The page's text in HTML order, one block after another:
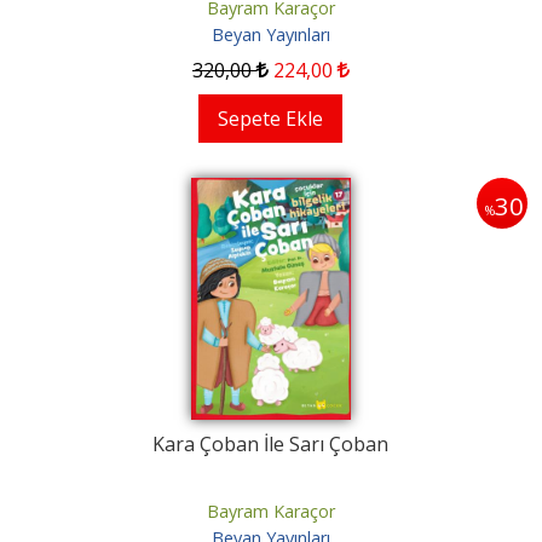
Bayram Karaçor
Beyan Yayınları
320,00 224,00
Sepete Ekle
%30
Kara Çoban İle Sarı Çoban
Bayram Karaçor